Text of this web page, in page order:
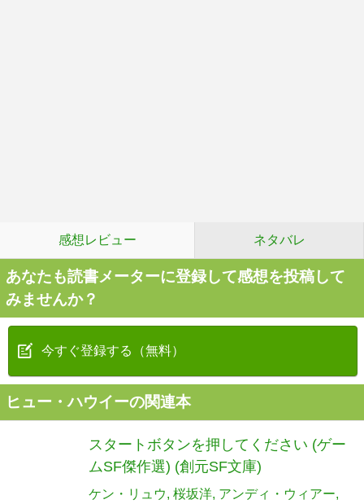
感想レビュー ネタバレ
あなたも読書メーターに登録して感想を投稿して
みませんか？
今すぐ登録する（無料）
ヒュー・ハウイーの関連本
スタートボタンを押してください (ゲー
ムSF傑作選) (創元SF文庫)
ケン・リュウ 桜坂洋 アンディ・ウィアー